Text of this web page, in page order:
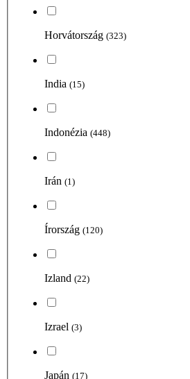
Horvátország (323)
India (15)
Indonézia (448)
Irán (1)
Írország (120)
Izland (22)
Izrael (3)
Japán (17)